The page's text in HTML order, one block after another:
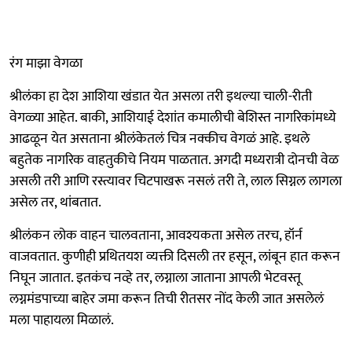
रंग माझा वेगळा
श्रीलंका हा देश आशिया खंडात येत असला तरी इथल्या चाली-रीती
वेगळ्या आहेत. बाकी, आशियाई देशांत कमालीची बेशिस्त नागरिकांमध्ये
आढळून येत असताना श्रीलंकेतलं चित्र नक्कीच वेगळं आहे. इथले
बहुतेक नागरिक वाहतुकीचे नियम पाळतात. अगदी मध्यरात्री दोनची वेळ
असली तरी आणि रस्त्यावर चिटपाखरू नसलं तरी ते, लाल सिग्नल लागला
असेल तर, थांबतात.
श्रीलंकन लोक वाहन चालवताना, आवश्यकता असेल तरच, हॉर्न
वाजवतात. कुणीही प्रथितयश व्यक्ती दिसली तर हसून, लांबून हात करून
निघून जातात. इतकंच नव्हे तर, लग्नाला जाताना आपली भेटवस्तू
लग्नमंडपाच्या बाहेर जमा करून तिची रीतसर नोंद केली जात असलेलं
मला पाहायला मिळालं.